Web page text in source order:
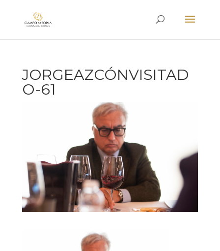
JORGEAZCÓNVISITAD
O-61